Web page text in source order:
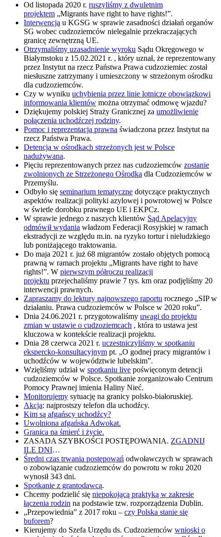
Od listopada 2020 r. ruszyliśmy z dwuletnim
projektem „Migrants have right to have rights!”.
Interwencja u KGSG w sprawie zasadności działań organów
SG wobec cudzoziemców nielegalnie przekraczających
granicę zewnętrzną UE.
Otrzymaliśmy uzasadnienie wyroku Sądu Okręgowego w
Białymstoku z 15.02.2021 r. , który uznał, że reprezentowany
przez Instytut na rzecz Państwa Prawa cudzoziemiec został
niesłuszne zatrzymany i umieszczony w strzeżonym ośrodku
dla cudzoziemców.
Czy w wyniku uchybienia przez linie lotnicze obowiązkowi
informowania klientów można otrzymać odmowę wjazdu?
Dziękujemy polskiej Straży Granicznej za umożliwienie
połączenia uchodźczej rodziny.
Pomoc i reprezentacja prawna świadczona przez Instytut na
rzecz Państwa Prawa.
Detencja w ośrodkach strzeżonych jest w Polsce
nadużywana.
Pięciu reprezentowanych przez nas cudzoziemców zostanie
zwolnionych ze Strzeżonego Ośrodka dla Cudzoziemców w
Przemyślu.
Odbyło się seminarium tematyczne dotyczące praktycznych
aspektów realizacji polityki azylowej i powrotowej w Polsce
w świetle dorobku prawnego UE i EKPCz.
W sprawie jednego z naszych klientów Sąd Apelacyjny
odmówił wydania władzom Federacji Rosyjskiej w ramach
ekstradycji ze względu m.in. na ryzyko tortur i nieludzkiego
lub poniżającego traktowania.
Do maja 2021 r. już 68 migrantów zostało objętych pomocą
prawną w ramach projektu „Migrants have right to have
rights!”. W pierwszym półroczu realizacji
projektu przejechaliśmy prawie 7 tys. km oraz podjęliśmy 20
interwencji prawnych.
Zapraszamy do lektury najnowszego raportu rocznego „SIP w
działaniu. Prawa cudzoziemców w Polsce w 2020 roku”.
Dnia 24.06.2021 r. przygotowaliśmy uwagi do projektu
zmian w ustawie o cudzoziemcach , która to ustawa jest
kluczowa w kontekście realizacji projektu.
Dnia 28 czerwca 2021 r. uczestniczyliśmy w spotkaniu
ekspercko-konsultacyjnym pt. „O godnej pracy migrantów i
uchodźców w województwie lubelskim”.
Wzięliśmy udział w spotkaniu live poświęconym detencji
cudzoziemców w Polsce. Spotkanie zorganizowało Centrum
Pomocy Prawnej imienia Haliny Nieć.
Monitorujemy sytuację na granicy polsko-białoruskiej.
Akcja: najprostszy telefon dla uchodźcy.
Kim są afgańscy uchodźcy?
Uwolniona afgańska Adwokat.
Granica na śmierć i życie.
ZASADA SZYBKOŚCI POSTĘPOWANIA. ZGADNIJ
ILE DNI…
Średni czas trwania postępowań odwoławczych w sprawach
o zobowiązanie cudzoziemców do powrotu w roku 2020
wynosił 343 dni.
Spotkanie z grantodawcą.
Chcemy podzielić się niepokojącą praktyką w zakresie
łączenia rodzin na podstawie tzw. rozporządzenia Dublin.
„Przepowiednia” z 2017 roku – czy Polska stanie się
buforem?
Kierujemy do Szefa Urzędu ds. Cudzoziemców wnioski o